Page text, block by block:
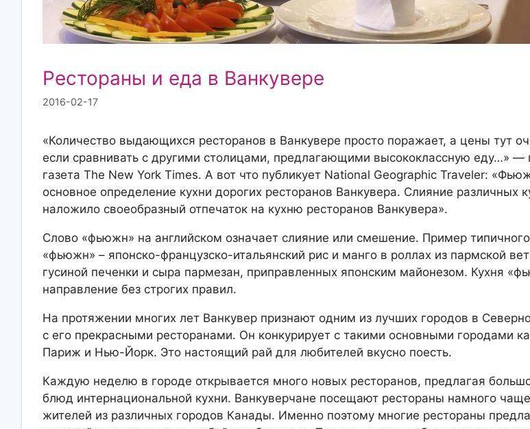
Рестораны и еда в Ванкувере
2016-02-17
«Количество выдающихся ресторанов в Ванкувере просто поражает, а цены тут
если сравнивать с другими столицами, предлагающими высококлассную еду…» —
газета The New York Times. А вот что публикует National Geographic Traveler:
основное определение кухни дорогих ресторанов Ванкувера. Слияние различных
наложило своеобразный отпечаток на кухню ресторанов Ванкувера».
Слово «фьюжн» на английском означает слияние или смешение. Пример
«фьюжн» – японско-французско-итальянский рис и манго в роллах из пармской
гусиной печенки и сыра пармезан, приправленных японским майонезом. Кухня
направление без строгих правил.
На протяжении многих лет Ванкувер признают одним из лучших городов в
с его прекрасными ресторанами. Он конкурирует с такими основными городами
Париж и Нью-Йорк. Это настоящий рай для любителей вкусно поесть.
Каждую неделю в городе открывается много новых ресторанов, предлагая
блюд интернациональной кухни. Ванкуверчане посещают рестораны намного
жителей из различных городов Канады. Именно поэтому многие рестораны